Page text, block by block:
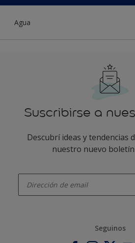
Agua
Suscribirse a
Descubrí ideas y tendencias
nuestro nuevo
Seguinos